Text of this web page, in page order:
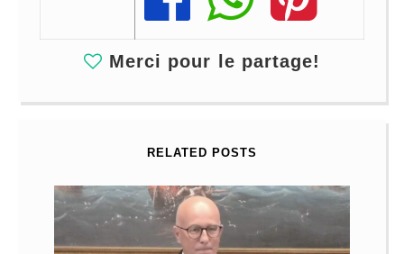
Merci pour le partage!
RELATED POSTS